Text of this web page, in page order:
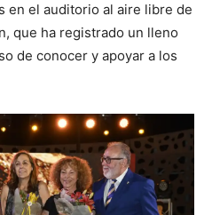
en el auditorio al aire libre de
que ha registrado un lleno
de conocer y apoyar a los